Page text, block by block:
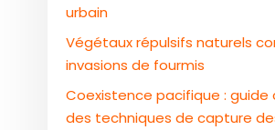
urbain
Végétaux répulsifs naturels
invasions de fourmis
Coexistence pacifique : guide
des techniques de capture